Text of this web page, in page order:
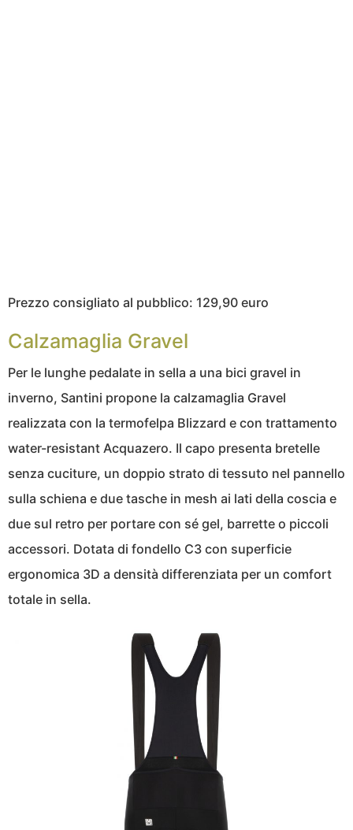
Prezzo consigliato al pubblico: 129,90 euro
Calzamaglia Gravel
Per le lunghe pedalate in sella a una bici gravel in
inverno, Santini propone la calzamaglia Gravel
realizzata con la termofelpa Blizzard e con trattamento
water-resistant Acquazero. Il capo presenta bretelle
senza cuciture, un doppio strato di tessuto nel pannello
sulla schiena e due tasche in mesh ai lati della coscia e
due sul retro per portare con sé gel, barrette o piccoli
accessori. Dotata di fondello C3 con superficie
ergonomica 3D a densità differenziata per un comfort
totale in sella.